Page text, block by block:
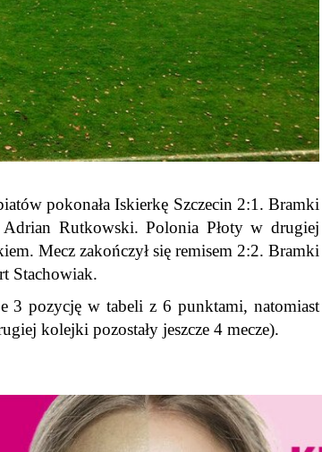
pokonała Iskierkę Szczecin 2:1. Bramki
Rutkowski. Polonia Płoty w drugiej
Mecz zakończył się remisem 2:2. Bramki
Stachowiak.
3 pozycję w tabeli z 6 punktami, natomiast
kolejki pozostały jeszcze 4 mecze).